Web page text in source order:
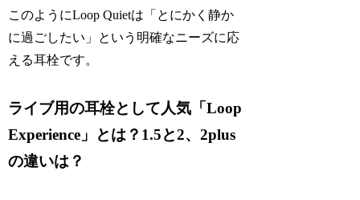
このようにLoop Quietは「とにかく静か
に過ごしたい」という明確なニーズに応
える耳栓です。
ライブ用の耳栓として人気「Loop
Experience」とは？1.5と2、2plus
の違いは？